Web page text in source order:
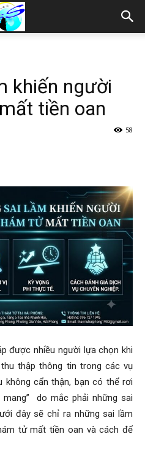
khiến người
tiền oan
58
được nhiều người lựa chọn khi
thập thông tin trong các vụ
không cẩn thận, bạn có thể rơi
do mắc phải những sai
đây sẽ chỉ ra những sai lầm
tử mất tiền oan và cách để